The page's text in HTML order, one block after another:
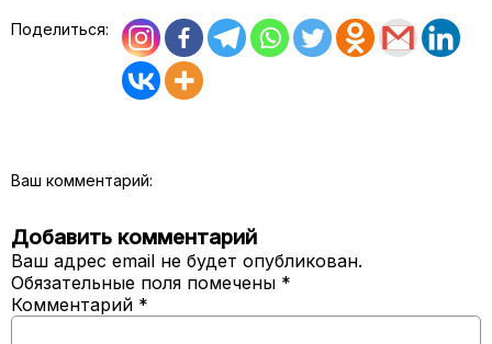
Поделиться:
Ваш комментарий:
Добавить комментарий
Ваш адрес email не будет опубликован.
Обязательные поля помечены *
Комментарий *